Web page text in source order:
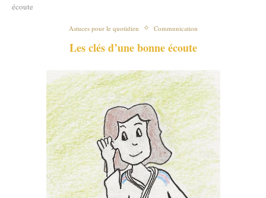
écoute
Astuces pour le quotidien Communication
Les clés d’une bonne écoute